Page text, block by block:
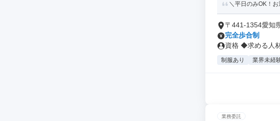
＼平日のみOK！
〒441-1354愛知
完全歩合制
資格 ◆求める人
制服あり 業界未経
業務委託